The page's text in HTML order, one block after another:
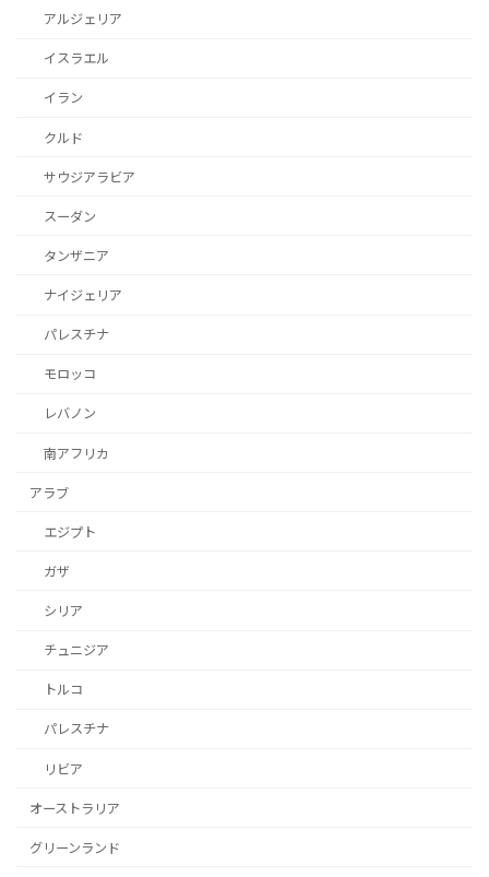
アルジェリア
イスラエル
イラン
クルド
サウジアラビア
スーダン
タンザニア
ナイジェリア
パレスチナ
モロッコ
レバノン
南アフリカ
アラブ
エジプト
ガザ
シリア
チュニジア
トルコ
パレスチナ
リビア
オーストラリア
グリーンランド